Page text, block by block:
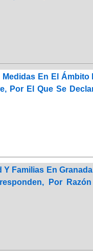
Medidas En El
Por El Que Se
Familias En
Por